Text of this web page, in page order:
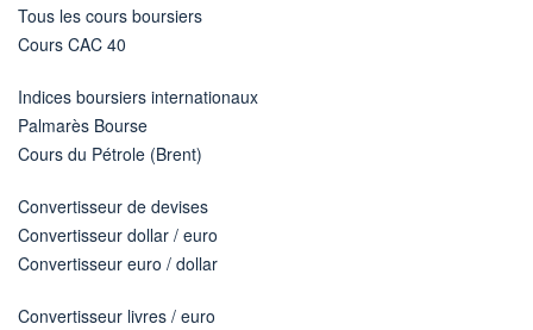
Tous les cours boursiers
Cours CAC 40
Indices boursiers internationaux
Palmarès Bourse
Cours du Pétrole (Brent)
Convertisseur de devises
Convertisseur dollar / euro
Convertisseur euro / dollar
Convertisseur livres / euro